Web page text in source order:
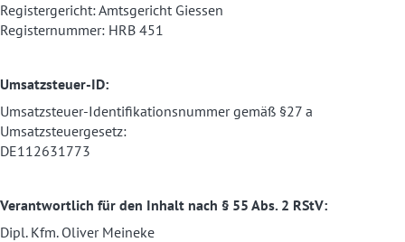
Registergericht: Amtsgericht Giessen
Registernummer: HRB 451
Umsatzsteuer-ID:
Umsatzsteuer-Identifikationsnummer gemäß §27 a
Umsatzsteuergesetz:
DE112631773
Verantwortlich für den Inhalt nach § 55 Abs. 2 RStV:
Dipl. Kfm. Oliver Meineke